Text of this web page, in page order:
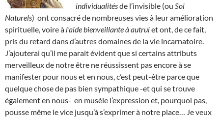
individualitésde l’invisible (ou Soi
Naturels) ont consacré de nombreuses vies à leur amélioration
spirituelle, voire à l’aide bienveillante à autruiet ont, de ce fait,
pris du retard dans d’autres domaines de la vie incarnatoire.
J’ajouterai qu’il me parait évident que si certains attributs
merveilleux de notre être ne réussissent pas encore à se
manifester pour nous et en nous, c’est peut-être parce que
quelque chose de pas bien sympathique -et qui se trouve
également en nous- en musèle l’expression et, pourquoi pas,
pousse même le vice jusqu’à s’exprimer à notre place… Je veux